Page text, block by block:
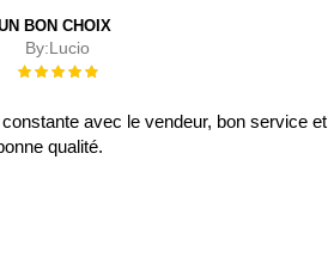
BON CHOIX
By:Lucio
Évaluation :
avec le vendeur, bon service et
qualité.